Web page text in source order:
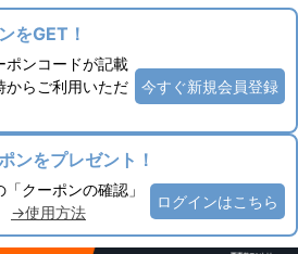
をGET！
ポンコードが記載
からご利用いただ
今すぐ新規会員登録
ンをプレゼント！
クーポンの確認」
→使用方法
ログインはこちら